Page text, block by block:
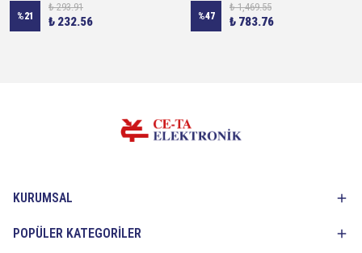
%21
₺ 293.91
₺ 232.56 %47
₺ 1,469.55
₺ 783.76
KURUMSAL
POPÜLER KATEGORİLER